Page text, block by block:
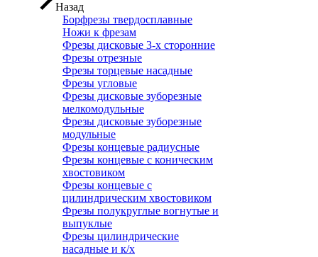
Назад
Борфрезы твердосплавные
Ножи к фрезам
Фрезы дисковые 3-х сторонние
Фрезы отрезные
Фрезы торцевые насадные
Фрезы угловые
Фрезы дисковые зуборезные
мелкомодульные
Фрезы дисковые зуборезные
модульные
Фрезы концевые радиусные
Фрезы концевые с коническим
хвостовиком
Фрезы концевые с
цилиндрическим хвостовиком
Фрезы полукруглые вогнутые и
выпуклые
Фрезы цилиндрические
насадные и к/х